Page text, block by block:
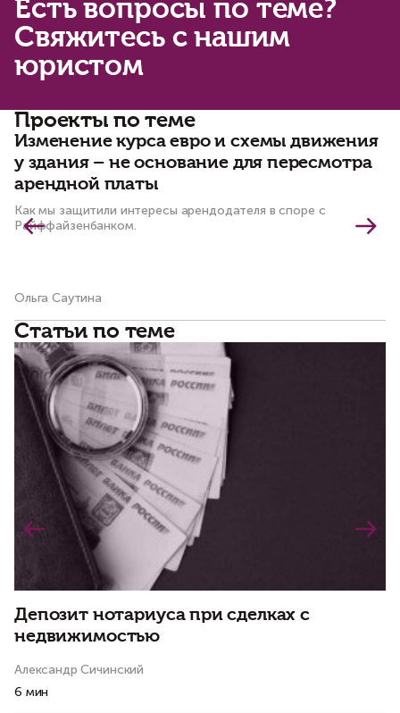
Есть вопросы по теме?
Свяжитесь с нашим
юристом
Проекты по теме
Изменение курса евро и схемы движения
у здания – не основание для пересмотра
арендной платы
Как мы защитили интересы арендодателя в споре с
Райффайзенбанком.
Ольга Саутина
Статьи по теме
Депозит нотариуса при сделках с
недвижимостью
Александр Сичинский
6 мин